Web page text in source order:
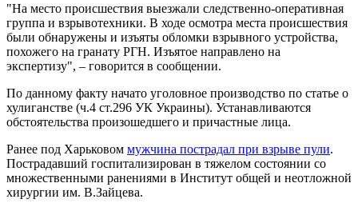
"На место происшествия выезжали следственно-оперативная
группа и взрывотехники. В ходе осмотра места происшествия
были обнаружены и изъяты обломки взрывного устройства,
похожего на гранату РГН. Изъятое направлено на
экспертизу", – говорится в сообщении.
По данному факту начато уголовное производство по статье о
хулиганстве (ч.4 ст.296 УК Украины). Устанавливаются
обстоятельства произошедшего и причастные лица.
Ранее под Харьковом мужчина пострадал при взрыве пули.
Пострадавший госпитализирован в тяжелом состоянии со
множественными ранениями в Институт общей и неотложной
хирургии им. В.Зайцева.